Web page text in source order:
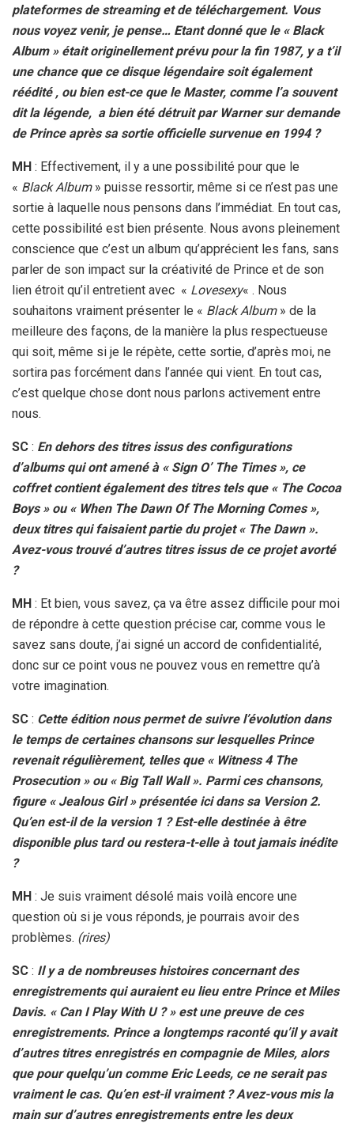
plateformes de streaming et de téléchargement. Vous
nous voyez venir, je pense… Etant donné que le « Black
Album » était originellement prévu pour la fin 1987, y a t’il
une chance que ce disque légendaire soit également
réédité , ou bien est-ce que le Master, comme l’a souvent
dit la légende, a bien été détruit par Warner sur demande
de Prince après sa sortie officielle survenue en 1994 ?
MH : Effectivement, il y a une possibilité pour que le
« Black Album» puisse ressortir, même si ce n’est pas une
sortie à laquelle nous pensons dans l’immédiat. En tout cas,
cette possibilité est bien présente. Nous avons pleinement
conscience que c’est un album qu’apprécient les fans, sans
parler de son impact sur la créativité de Prince et de son
lien étroit qu’il entretient avec « Lovesexy« . Nous
souhaitons vraiment présenter le « Black Album» de la
meilleure des façons, de la manière la plus respectueuse
qui soit, même si je le répète, cette sortie, d’après moi, ne
sortira pas forcément dans l’année qui vient. En tout cas,
c’est quelque chose dont nous parlons activement entre
nous.
SC : En dehors des titres issus des configurations
d’albums qui ont amené à « Sign O’ The Times », ce
coffret contient également des titres tels que « The Cocoa
Boys » ou « When The Dawn Of The Morning Comes »,
deux titres qui faisaient partie du projet « The Dawn ».
Avez-vous trouvé d’autres titres issus de ce projet avorté
?
MH : Et bien, vous savez, ça va être assez difficile pour moi
de répondre à cette question précise car, comme vous le
savez sans doute, j’ai signé un accord de confidentialité,
donc sur ce point vous ne pouvez vous en remettre qu’à
votre imagination.
SC : Cette édition nous permet de suivre l’évolution dans
le temps de certaines chansons sur lesquelles Prince
revenait régulièrement, telles que « Witness 4 The
Prosecution » ou « Big Tall Wall ». Parmi ces chansons,
figure « Jealous Girl » présentée ici dans sa Version 2.
Qu’en est-il de la version 1 ? Est-elle destinée à être
disponible plus tard ou restera-t-elle à tout jamais inédite
?
MH : Je suis vraiment désolé mais voilà encore une
question où si je vous réponds, je pourrais avoir des
problèmes. (rires)
SC : Il y a de nombreuses histoires concernant des
enregistrements qui auraient eu lieu entre Prince et Miles
Davis. « Can I Play With U ? » est une preuve de ces
enregistrements. Prince a longtemps raconté qu’il y avait
d’autres titres enregistrés en compagnie de Miles, alors
que pour quelqu’un comme Eric Leeds, ce ne serait pas
vraiment le cas. Qu’en est-il vraiment ? Avez-vous mis la
main sur d’autres enregistrements entre les deux